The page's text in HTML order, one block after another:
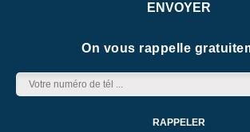
On vous rappelle